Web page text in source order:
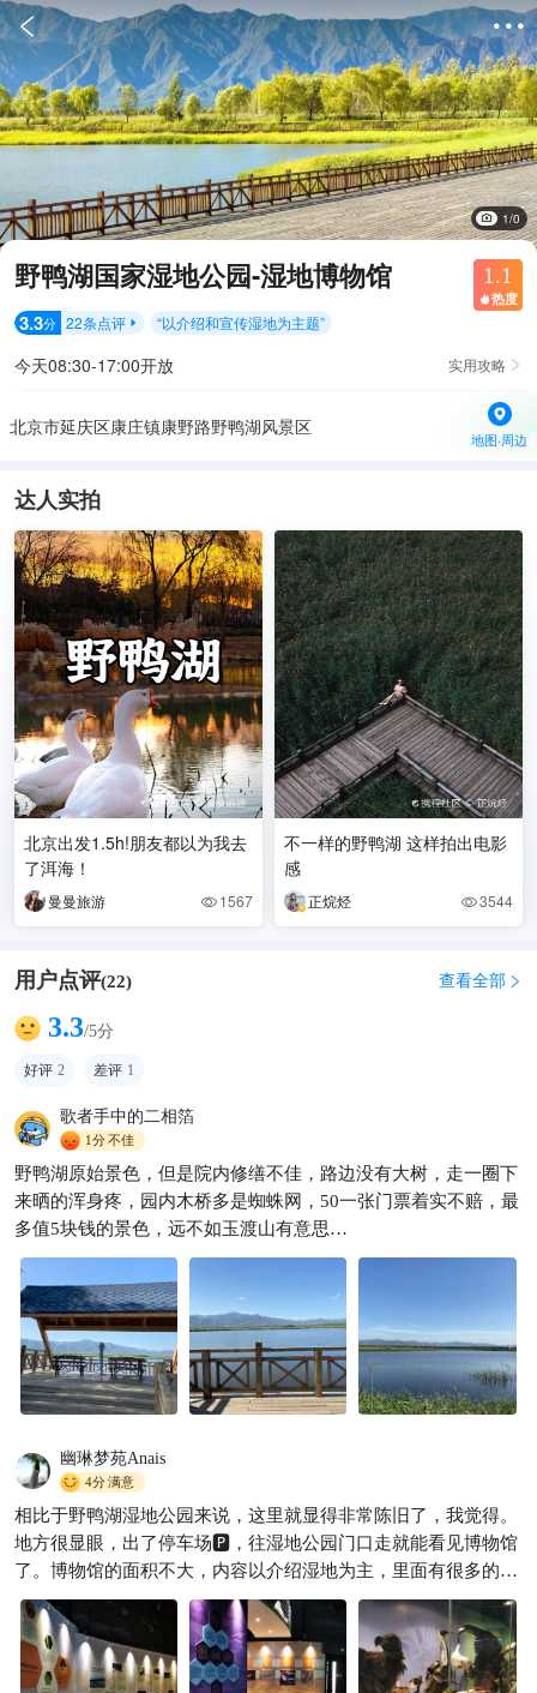
 
1/0
野鸭湖国家湿地公园-湿地博物馆 1.1
 热度
3.3分 22条点评  “以介绍和宣传湿地为主题”
今天08:30-17:00开放 实用攻略 
北京市延庆区康庄镇康野路野鸭湖风景区
地图·周边
达人实拍
北京出发1.5h!朋友都以为我去
了洱海！
曼曼旅游  1567
不一样的野鸭湖 这样拍出电影
感
正烷烃 3544
用户点评(22) 查看全部 
3.3/5分
好评 2 差评 1
歌者手中的二相箔
1分不佳
野鸭湖原始景色，但是院内修缮不佳，路边没有大树，走一圈下
来晒的浑身疼，园内木桥多是蜘蛛网，50一张门票着实不赔，最
多值5块钱的景色，远不如玉渡山有意思…
幽琳梦苑Anais
4分满意
相比于野鸭湖湿地公园来说，这里就显得非常陈旧了，我觉得。
地方很显眼，出了停车场🅿️，往湿地公园门口走就能看见博物馆
了。博物馆的面积不大，内容以介绍湿地为主，里面有很多的动
物标本，这个我还是挺喜欢的。